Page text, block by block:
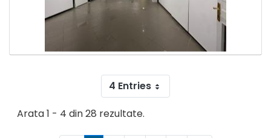
4 Entries
Arata 1 - 4 din 28 rezultate.